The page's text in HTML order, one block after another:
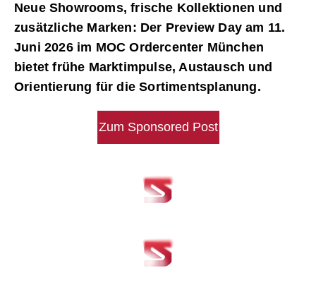
Neue Showrooms, frische Kollektionen und
zusätzliche Marken: Der Preview Day am 11.
Juni 2026 im MOC Ordercenter München
bietet frühe Marktimpulse, Austausch und
Orientierung für die Sortimentsplanung.
Zum Sponsored Post